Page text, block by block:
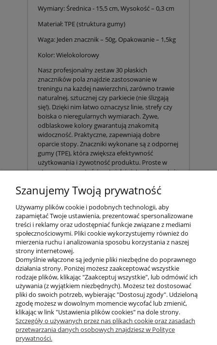
Wymiary: Średnica - 15,5 cm, Wysokość – 0,3 cm
Materiał: TPE (struktura gumy)
Waga: Jeden znacznik – 50g, Opakowanie – 1,5kg
Kolor: Wielokolorowy
Nasz profesjonalny zestaw 30 płaskich
znaczników pola znajdzie zastosowanie w
treningu na każdej nawierzchni, zarówno trawie
naturalnej, sztucznej czy parkiecie (nie ślizgają
się!). Dzięki nim łatwo oznaczysz linie, strefy czy
boiska o nieregularnych wymiarach. Żywe,
odblaskowe kolory gwarantują znakomitą
widoczność. Praktyczne, zapewniają dobre
oparcie stopy. Znaczniki wykonane są z odpornej
gumy (TPE), która zwiększa efektywność
użytkowania i żywotność produktu. Proste w
utrzymaniu czystości, a stojak i siateczkowe etui
Zestaw zawiera:
-30 placków treningowych w trzech kolorach:
żółty, czerwony, niebieski.
Waga: 20 g
-Stojak
-Siateczkowe etui (z logiem 4everfit)
Szanujemy Twoją prywatność
Używamy plików cookie i podobnych technologii, aby
zapamiętać Twoje ustawienia, prezentować spersonalizowane
treści i reklamy oraz udostępniać funkcje związane z mediami
społecznościowymi. Pliki cookie wykorzystujemy również do
mierzenia ruchu i analizowania sposobu korzystania z naszej
strony internetowej.
Domyślnie włączone są jedynie pliki niezbędne do poprawnego
działania strony. Poniżej możesz zaakceptować wszystkie
rodzaje plików, klikając "Zaakceptuj wszystkie", lub odmówić ich
używania (z wyjątkiem niezbędnych). Możesz też dostosować
pliki do swoich potrzeb, wybierając "Dostosuj zgody". Udzieloną
zgodę możesz w dowolnym momencie wycofać lub zmienić,
klikając w link "Ustawienia plików cookies" na dole strony.
Szczegóły o używanych przez nas plikach cookie oraz zasadach
przetwarzania danych osobowych znajdziesz w Polityce
prywatności.